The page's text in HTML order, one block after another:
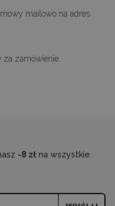
mailowo na adres
zamówienie.
-8 zł na wszystkie